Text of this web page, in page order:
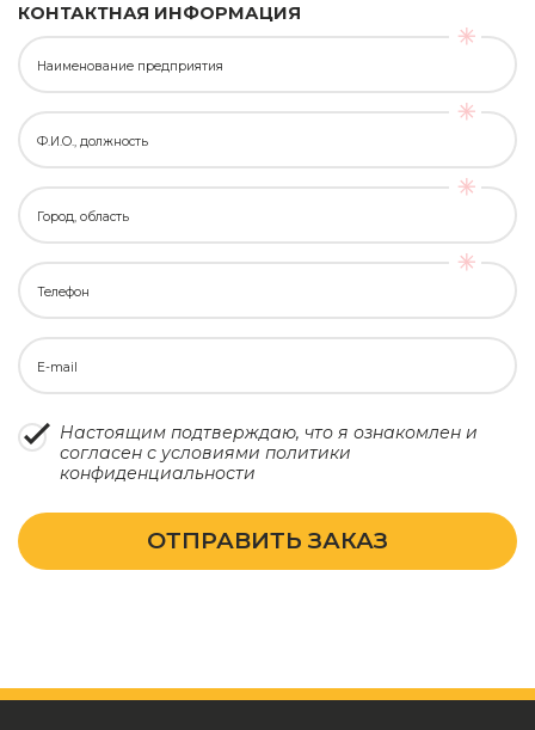
КОНТАКТНАЯ ИНФОРМАЦИЯ
Наименование предприятия
Ф.И.О., должность
Город, область
Телефон
E-mail
Настоящим подтверждаю, что я ознакомлен и
согласен с условиями политики
конфиденциальности
ОТПРАВИТЬ ЗАКАЗ